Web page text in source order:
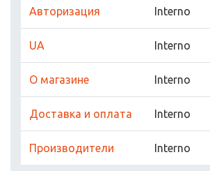
Авторизация Interno
UA Interno
О магазине Interno
Доставка и оплата Interno
Производители Interno